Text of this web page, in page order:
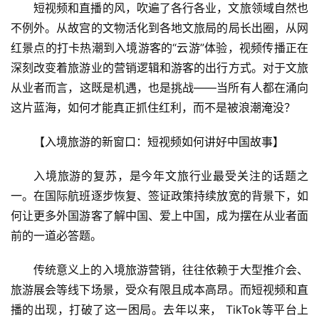
短视频和直播的风，吹遍了各行各业，文旅领域自然也
不例外。从故宫的文物活化到各地文旅局的局长出圈，从网
红景点的打卡热潮到入境游客的“云游”体验，视频传播正在
深刻改变着旅游业的营销逻辑和游客的出行方式。对于文旅
从业者而言，这既是机遇，也是挑战——当所有人都在涌向
这片蓝海，如何才能真正抓住红利，而不是被浪潮淹没？
【入境旅游的新窗口：短视频如何讲好中国故事】
入境旅游的复苏，是今年文旅行业最受关注的话题之
一。在国际航班逐步恢复、签证政策持续放宽的背景下，如
何让更多外国游客了解中国、爱上中国，成为摆在从业者面
前的一道必答题。
传统意义上的入境旅游营销，往往依赖于大型推介会、
旅游展会等线下场景，受众有限且成本高昂。而短视频和直
播的出现，打破了这一困局。去年以来， TikTok等平台上